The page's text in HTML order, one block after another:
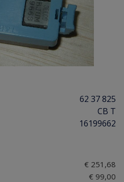
62 37 825
CB T
16199662
€ 251,68
€ 99,00